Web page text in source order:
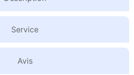
Service
Avis